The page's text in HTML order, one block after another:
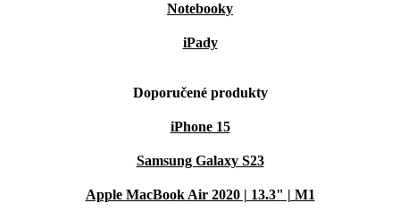
Notebooky
iPady
Doporučené produkty
iPhone 15
Samsung Galaxy S23
Apple MacBook Air 2020 | 13.3" | M1